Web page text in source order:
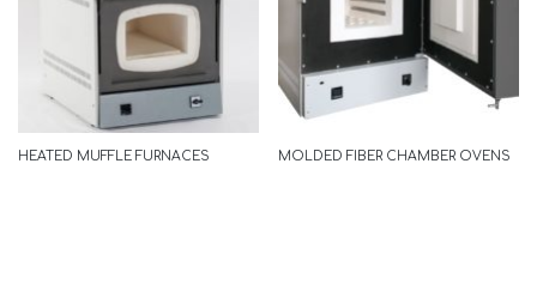
HEATED MUFFLE FURNACES MOLDED FIBER CHAMBER OVENS
ECOLINE
READ MORE